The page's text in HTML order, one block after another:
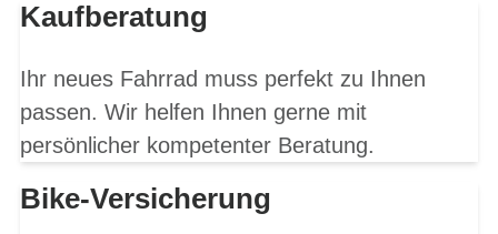
Kaufberatung
Ihr neues Fahrrad muss perfekt zu Ihnen
passen. Wir helfen Ihnen gerne mit
persönlicher kompetenter Beratung.
Bike-Versicherung